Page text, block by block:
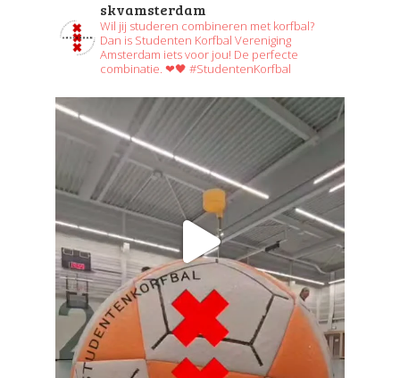
skvamsterdam
Wil jij studeren combineren met korfbal?
Dan is Studenten Korfbal Vereniging
Amsterdam iets voor jou! De perfecte
combinatie. ❤🖤 #StudentenKorfbal